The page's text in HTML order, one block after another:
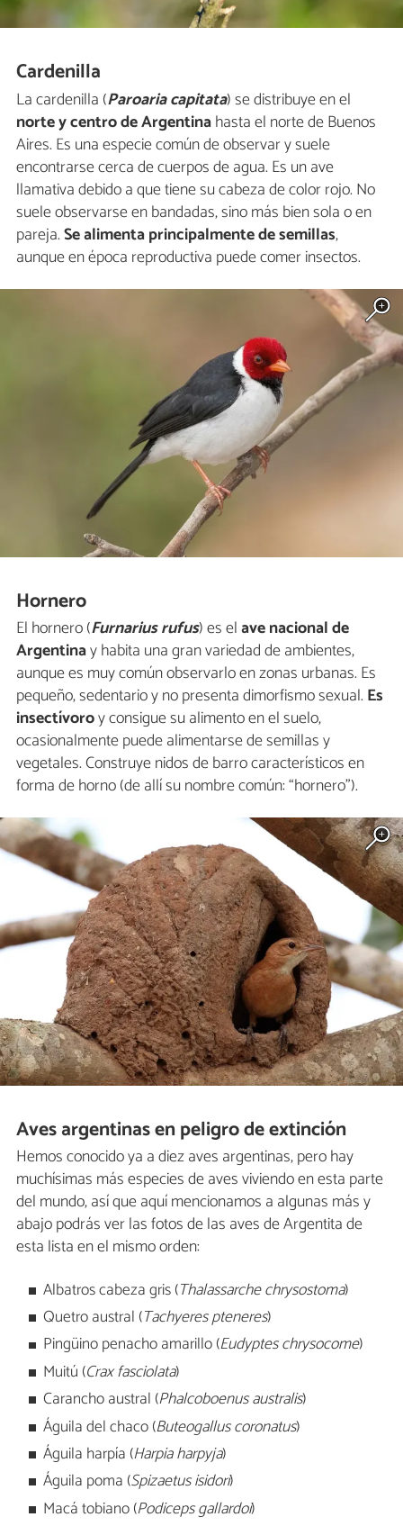
Cardenilla
La cardenilla (Paroaria capitata) se distribuye en el
norte y centro de Argentinahasta el norte de Buenos
Aires. Es una especie común de observar y suele
encontrarse cerca de cuerpos de agua. Es un ave
llamativa debido a que tiene su cabeza de color rojo. No
suele observarse en bandadas, sino más bien sola o en
pareja.Se alimenta principalmente de semillas,
aunque en época reproductiva puede comer insectos.
Hornero
El hornero (Furnarius rufus) es elave nacional de
Argentinay habita una gran variedad de ambientes,
aunque es muy común observarlo en zonas urbanas. Es
pequeño, sedentario y no presenta dimorfismo sexual. Es
insectívoroy consigue su alimento en el suelo,
ocasionalmente puede alimentarse de semillas y
vegetales. Construye nidos de barro característicos en
forma de horno (de allí su nombre común: “hornero”).
Aves argentinas en peligro de extinción
Hemos conocido ya a diez aves argentinas, pero hay
muchísimas más especies de aves viviendo en esta parte
del mundo, así que aquí mencionamos a algunas más y
abajo podrás ver las fotos de las aves de Argentita de
esta lista en el mismo orden:
Albatros cabeza gris (Thalassarche chrysostoma)
Quetro austral (Tachyeres pteneres)
Pingüino penacho amarillo (Eudyptes chrysocome)
Muitú (Crax fasciolata)
Carancho austral (Phalcoboenus australis)
Águila del chaco (Buteogallus coronatus)
Águila harpía (Harpia harpyja)
Águila poma (Spizaetus isidori)
Macá tobiano (Podiceps gallardoi)